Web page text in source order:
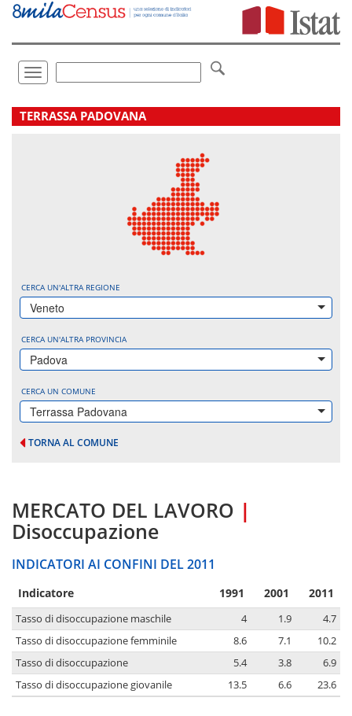
Vai
direttamente
Toggle
navigation
.
TERRASSA PADOVANA
CERCA UN'ALTRA REGIONE
Veneto
CERCA UN'ALTRA PROVINCIA
Padova
CERCA UN COMUNE
Terrassa Padovana
TORNA AL COMUNE
MERCATO DEL LAVORO |
Disoccupazione
INDICATORI AI CONFINI DEL 2011
Indicatore 1991 2001 2011
Tasso di disoccupazione maschile 4 1.9
4.7
Tasso di disoccupazione femminile
8.6 7.1
10.2
Tasso di disoccupazione
5.4 3.8
6.9
Tasso di disoccupazione giovanile
13.5 6.6 23.6